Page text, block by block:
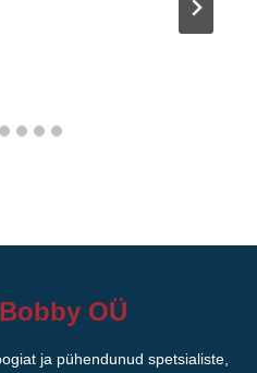
OÜ
ja pühendunud spetsialiste,